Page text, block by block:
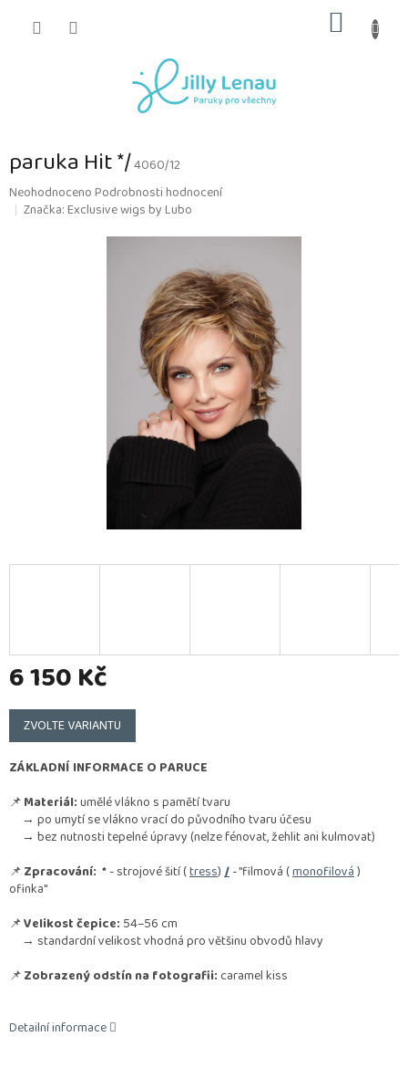
KOŠÍK
paruka Hit */4060/12
Průměrné
hodnocení
NeohodnocenoPodrobnosti hodnocení
Značka:Exclusive wigs by Lubo
6 150 Kč
Měrná
cena:
ZVOLTE VARIANTU
ZÁKLADNÍ INFORMACE O PARUCE
📌Materiál:umělé vlákno s pamětí tvaru
→ po umytí se vlákno vrací do původního tvaru účesu
→ bez nutnosti tepelné úpravy (nelze fénovat, žehlit ani kulmovat)
📌Zpracování: *- strojové šití (tress)/- "filmová (monofilová)
ofinka"
📌Velikost čepice: 54–56 cm
→ standardní velikost vhodná pro většinu obvodů hlavy
📌Zobrazený odstín na fotografii: caramel kiss
Detailní informace